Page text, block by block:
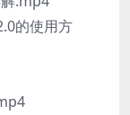
的使用方